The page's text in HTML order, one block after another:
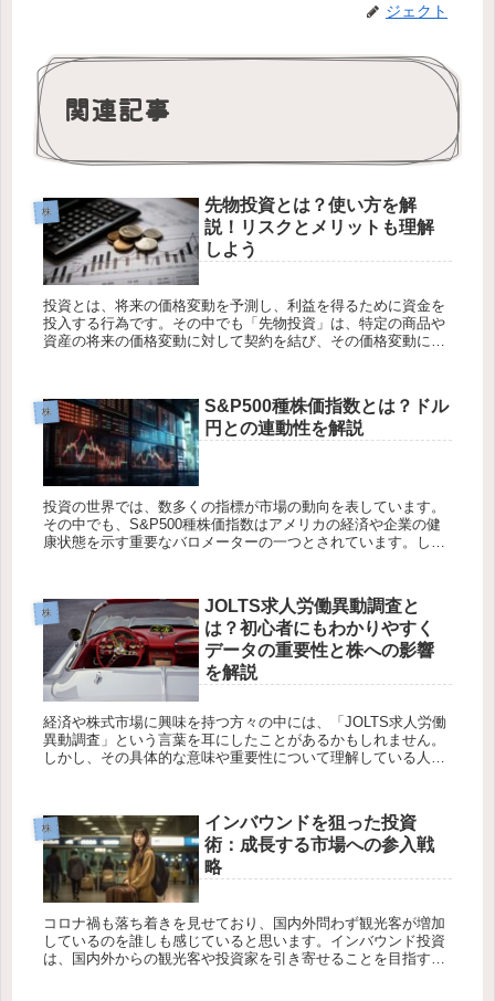
ジェクト
関連記事
株
先物投資とは？使い方を解
説！リスクとメリットも理解
しよう
投資とは、将来の価格変動を予測し、利益を得るために資金を
投入する行為です。その中でも「先物投資」は、特定の商品や
資産の将来の価格変動に対して契約を結び、その価格変動によ
株
S&P500種株価指数とは？ドル
円との連動性を解説
投資の世界では、数多くの指標が市場の動向を表しています。
その中でも、S&P500種株価指数はアメリカの経済や企業の健
康状態を示す重要なバロメーターの一つとされています。しか
株
JOLTS求人労働異動調査と
は？初心者にもわかりやすく
データの重要性と株への影響
を解説
経済や株式市場に興味を持つ方々の中には、「JOLTS求人労働
異動調査」という言葉を耳にしたことがあるかもしれません。
しかし、その具体的な意味や重要性について理解している人は
株
インバウンドを狙った投資
術：成長する市場への参入戦
略
コロナ禍も落ち着きを見せており、国内外問わず観光客が増加
しているのを誰しも感じていると思います。インバウンド投資
は、国内外からの観光客や投資家を引き寄せることを目指すビ